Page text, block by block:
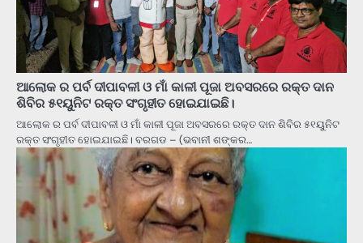
ଆଲୋକ ର ପର୍ବ ଦୀପାବଳୀ ଓ ମାଁ କାଳୀ ପୂଜା ଅବସରରେ ରକ୍ତ ଦାନ
ଶିବିର ୫୧ୟୁନିଟ ରକ୍ତ ସଂଗୃହୀତ ହୋଇଯାଇଛି।
ଆଲୋକ ର ପର୍ବ ଦୀପାବଳୀ ଓ ମାଁ କାଳୀ ପୂଜା ଅବସରରେ ରକ୍ତ ଦାନ ଶିବିର ୫୧ୟୁନିଟ
ରକ୍ତ ସଂଗୃହୀତ ହୋଇଯାଇଛି। ବରଗଡ – (ଭବାନୀ ଶଙ୍କର…